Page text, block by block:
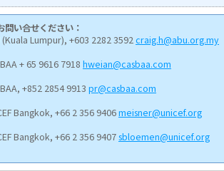
問い合せください：
(Kuala Lumpur), +603 2282 3592craig.h@abu.org.my
+ 65 9616 7918 hweian@casbaa.com
+852 2854 9913 pr@casbaa.com
Bangkok, +66 2 356 9406meisner@unicef.org
Bangkok, +66 2 356 9407sbloemen@unicef.org